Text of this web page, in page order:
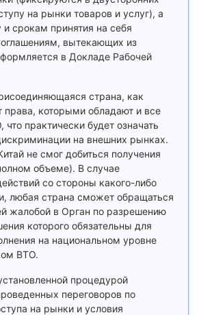
на рынки товаров и услуг), а
срокам принятия на себя
вытекающих из
в Докладе Рабочей
страна, как
права, которыми обладают и все
практически будет означать
на внешних рынках.
не смог добиться получения
объеме). В случае
со стороны какого-либо
любая страна сможет обращаться
жалобой в Орган по разрешению
которого обязательны для
на национальном уровне
ВТО.
процедурой
переговоров по
на рынки и условия